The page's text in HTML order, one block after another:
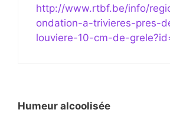
http://www.rtbf.be/info/
ondation-a-trivieres-pres-
louviere-10-cm-de-
Humeur alcoolisée